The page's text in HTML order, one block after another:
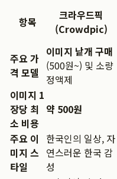
항목
크라우드픽
(Crowdpic)
주요 가
격 모델
이미지 낱개 구매
(500원~) 및 소량
정액제
이미지 1
장당 최
소 비용
약 500원
주요 이
미지 스
타일
한국인의 일상, 자
연스러운 한국 감
성